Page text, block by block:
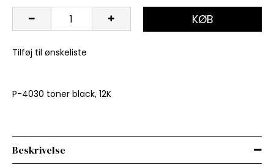
KØB
Tilføj til ønskeliste
P-4030 toner black, 12K
Beskrivelse